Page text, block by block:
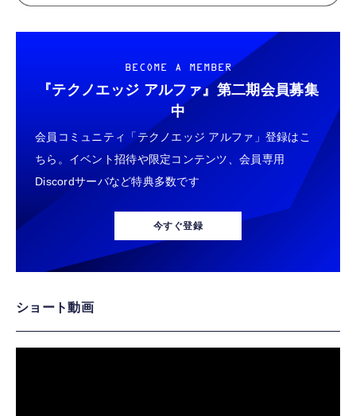
BECOME A MEMBER
『テクノエッジ アルファ』 第二期会員募集
中
会員コミュニティ「テクノエッジ アルファ」登録はこ
ちら。イベント招待や限定コンテンツ、会員専用
Discordサーバなど特典多数です
今すぐ登録
ショート動画